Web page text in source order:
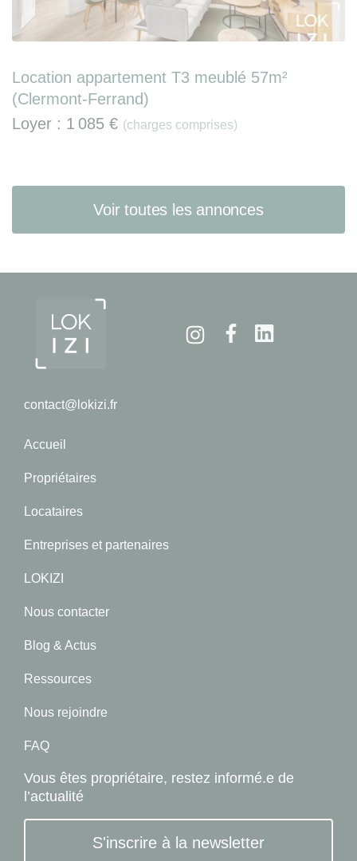
Location appartement T3 meublé 57m²
(Clermont-Ferrand)
Loyer : 1 085 € (charges comprises)
Voir toutes les annonces
contact@lokizi.fr
InstagramFacebook
Accueil
Propriétaires
Locataires
Entreprises et partenaires
LOKIZI
Nous contacter
Blog & Actus
Ressources
Nous rejoindre
FAQ
Vous êtes propriétaire, restez informé.e de
l’actualité
S'inscrire à la newsletter